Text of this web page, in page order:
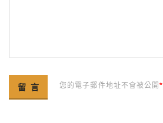
您的電子郵件地址不會被公開*